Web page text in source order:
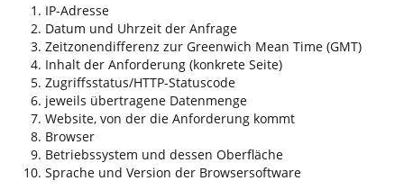
IP-Adresse
Datum und Uhrzeit der Anfrage
Zeitzonendifferenz zur Greenwich Mean Time (GMT)
Inhalt der Anforderung (konkrete Seite)
Zugriffsstatus/HTTP-Statuscode
jeweils übertragene Datenmenge
Website, von der die Anforderung kommt
Browser
Betriebssystem und dessen Oberfläche
Sprache und Version der Browsersoftware